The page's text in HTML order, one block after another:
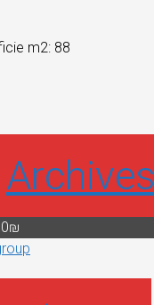
m2: 88
Archives